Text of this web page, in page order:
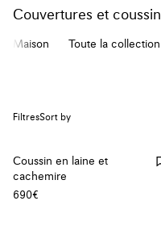
Couvertures et
Maison Toute la
FiltresSort by
Coussin en laine et
cachemire
690€